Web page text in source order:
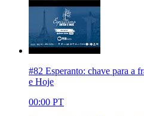
#82 Esperanto: chave para a
e Hoje
00:00 PT